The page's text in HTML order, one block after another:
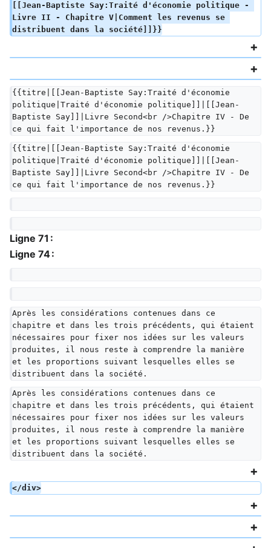
[[Jean-Baptiste Say:Traité d'économie politique -
Livre II - Chapitre V|Comment les revenus se
distribuent dans la société]]}}
{{titre|[[Jean-Baptiste Say:Traité d'économie
politique|Traité d'économie politique]]|[[Jean-
Baptiste Say]]|Livre Second<br />Chapitre IV - De
ce qui fait l'importance de nos revenus.}}
{{titre|[[Jean-Baptiste Say:Traité d'économie
politique|Traité d'économie politique]]|[[Jean-
Baptiste Say]]|Livre Second<br />Chapitre IV - De
ce qui fait l'importance de nos revenus.}}
Ligne 71 :
Ligne 74 :
Après les considérations contenues dans ce
chapitre et dans les trois précédents, qui étaient
nécessaires pour fixer nos idées sur les valeurs
produites, il nous reste à comprendre la manière
et les proportions suivant lesquelles elles se
distribuent dans la société.
Après les considérations contenues dans ce
chapitre et dans les trois précédents, qui étaient
nécessaires pour fixer nos idées sur les valeurs
produites, il nous reste à comprendre la manière
et les proportions suivant lesquelles elles se
distribuent dans la société.
</div>